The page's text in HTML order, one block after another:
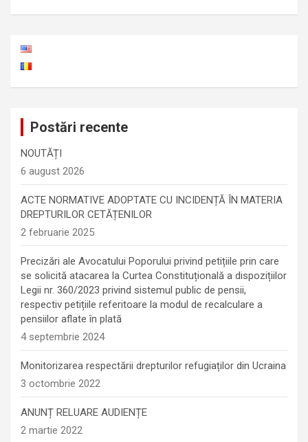
Postări recente
NOUTĂȚI
6 august 2026
ACTE NORMATIVE ADOPTATE CU INCIDENȚĂ ÎN MATERIA
DREPTURILOR CETĂȚENILOR
2 februarie 2025
Precizări ale Avocatului Poporului privind petițiile prin care
se solicită atacarea la Curtea Constituțională a dispozițiilor
Legii nr. 360/2023 privind sistemul public de pensii,
respectiv petițiile referitoare la modul de recalculare a
pensiilor aflate în plată
4 septembrie 2024
Monitorizarea respectării drepturilor refugiaților din Ucraina
3 octombrie 2022
ANUNȚ RELUARE AUDIENȚE
2 martie 2022